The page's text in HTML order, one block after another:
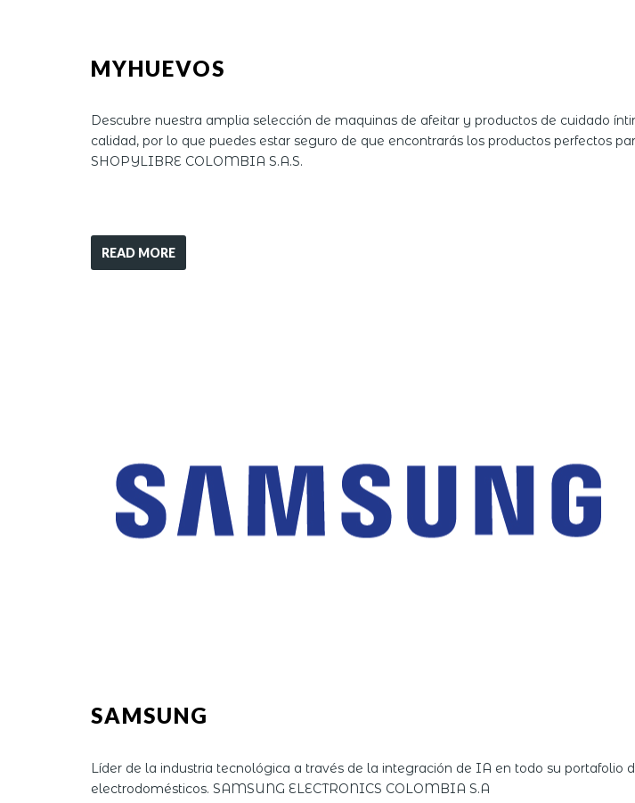
MYHUEVOS
Descubre nuestra amplia selección de maquinas de afeitar y productos de cuidado
calidad, por lo que puedes estar seguro de que encontrarás los productos perfectos
SHOPYLIBRE COLOMBIA S.A.S.
READ MORE
SAMSUNG
Líder de la industria tecnológica a través de la integración de IA en todo su portafolio
electrodomésticos. SAMSUNG ELECTRONICS COLOMBIA S.A